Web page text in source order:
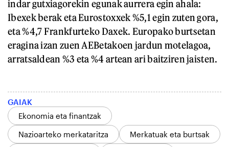
indar gutxiagorekin egunak aurrera egin ahala:
Ibexek berak eta Eurostoxxek %5,1 egin zuten gora,
eta %4,7 Frankfurteko Daxek. Europako burtsetan
eragina izan zuen AEBetakoen jardun motelagoa,
arratsaldean %3 eta %4 artean ari baitziren jaisten.
GAIAK
Ekonomia eta finantzak
Nazioarteko merkataritza
Merkatuak eta burtsak